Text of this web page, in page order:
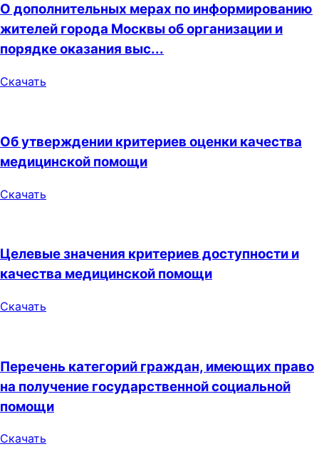
О дополнительных мерах по информированию
жителей города Москвы об организации и
порядке оказания выс...
Скачать
Об утверждении критериев оценки качества
медицинской помощи
Скачать
Целевые значения критериев доступности и
качества медицинской помощи
Скачать
Перечень категорий граждан, имеющих право
на получение государственной социальной
помощи
Скачать